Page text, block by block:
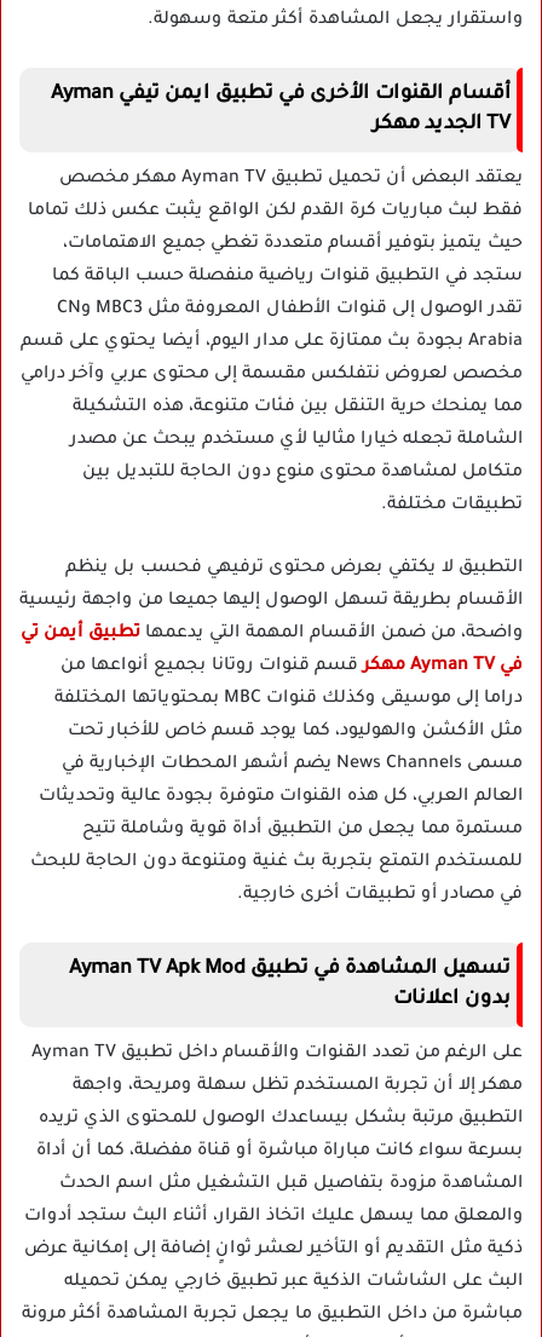
واستقرار يجعل المشاهدة أكثر متعة وسهولة.
أقسام القنوات الأخرى في تطبيق ايمن تيفي Ayman
TV الجديد مهكر
يعتقد البعض أن تحميل تطبيق Ayman TV مهكر مخصص
فقط لبث مباريات كرة القدم لكن الواقع يثبت عكس ذلك تماما
حيث يتميز بتوفير أقسام متعددة تغطي جميع الاهتمامات،
ستجد في التطبيق قنوات رياضية منفصلة حسب الباقة كما
تقدر الوصول إلى قنوات الأطفال المعروفة مثل MBC3 وCN
Arabia بجودة بث ممتازة على مدار اليوم، أيضا يحتوي على قسم
مخصص لعروض نتفلكس مقسمة إلى محتوى عربي وآخر درامي
مما يمنحك حرية التنقل بين فئات متنوعة، هذه التشكيلة
الشاملة تجعله خيارا مثاليا لأي مستخدم يبحث عن مصدر
متكامل لمشاهدة محتوى منوع دون الحاجة للتبديل بين
تطبيقات مختلفة.
التطبيق لا يكتفي بعرض محتوى ترفيهي فحسب بل ينظم
الأقسام بطريقة تسهل الوصول إليها جميعا من واجهة رئيسية
واضحة، من ضمن الأقسام المهمة التي يدعمها تطبيق أيمن تي
في Ayman TV مهكر
قسم قنوات روتانا بجميع أنواعها من
دراما إلى موسيقى وكذلك قنوات MBC بمحتوياتها المختلفة
مثل الأكشن والهوليود، كما يوجد قسم خاص للأخبار تحت
مسمى News Channels يضم أشهر المحطات الإخبارية في
العالم العربي، كل هذه القنوات متوفرة بجودة عالية وتحديثات
مستمرة مما يجعل من التطبيق أداة قوية وشاملة تتيح
للمستخدم التمتع بتجربة بث غنية ومتنوعة دون الحاجة للبحث
في مصادر أو تطبيقات أخرى خارجية.
تسهيل المشاهدة في تطبيق Ayman TV Apk Mod
بدون اعلانات
على الرغم من تعدد القنوات والأقسام داخل تطبيق Ayman TV
مهكر إلا أن تجربة المستخدم تظل سهلة ومريحة، واجهة
التطبيق مرتبة بشكل بيساعدك الوصول للمحتوى الذي تريده
بسرعة سواء كانت مباراة مباشرة أو قناة مفضلة، كما أن أداة
المشاهدة مزودة بتفاصيل قبل التشغيل مثل اسم الحدث
والمعلق مما يسهل عليك اتخاذ القرار، أثناء البث ستجد أدوات
ذكية مثل التقديم أو التأخير لعشر ثوانٍ إضافة إلى إمكانية عرض
البث على الشاشات الذكية عبر تطبيق خارجي يمكن تحميله
مباشرة من داخل التطبيق ما يجعل تجربة المشاهدة أكثر مرونة